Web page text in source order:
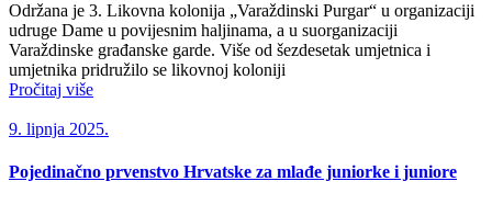
Održana je 3. Likovna kolonija „Varaždinski Purgar“ u organizaciji
udruge Dame u povijesnim haljinama, a u suorganizaciji
Varaždinske građanske garde. Više od šezdesetak umjetnica i
umjetnika pridružilo se likovnoj koloniji
Pročitaj više
9. lipnja 2025.
Pojedinačno prvenstvo Hrvatske za mlađe juniorke i juniore